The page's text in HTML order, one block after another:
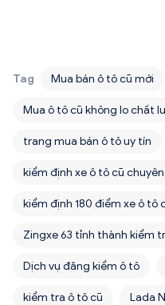
Tag Mua bán ô tô cũ mới
Mua ô tô cũ không lo chất
trang mua bán ô tô uy tín
kiểm định xe ô tô cũ
kiểm định 180 điểm xe ô tô
Zingxe 63 tỉnh thành kiểm
Dịch vụ đăng kiểm ô tô
kiểm tra ô tô cũ Lada